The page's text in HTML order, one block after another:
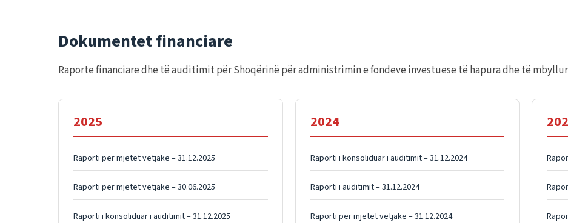
Dokumentet financiare
Raporte financiare dhe të auditimit për Shoqërinë për administrimin e fondeve investuese të hapura dhe të
2025
Raporti për mjetet vetjake – 31.12.2025
Raporti për mjetet vetjake – 30.06.2025
Raporti i konsoliduar i auditimit – 31.12.2025
2024
Raporti i konsoliduar i auditimit – 31.12.2024
Raporti i auditimit – 31.12.2024
Raporti për mjetet vetjake – 31.12.2024